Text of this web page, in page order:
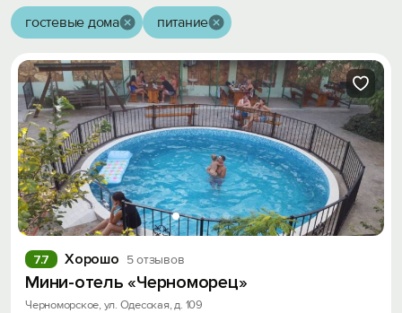
гостевые дома питание
Хорошо 5 отзывов
7.7
Мини-отель «Черноморец»
Черноморское, ул. Одесская, д. 109